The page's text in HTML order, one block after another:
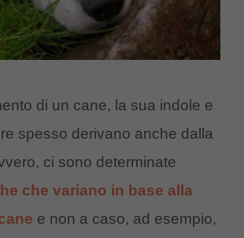
di un cane, la sua indole e
spesso derivano anche dalla
ci sono determinate
che variano in base alla
e non a caso, ad esempio,